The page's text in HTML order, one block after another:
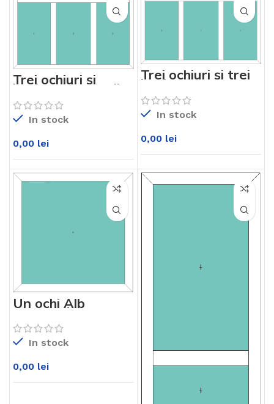
Trei ochiuri și
luminator sus Alb
KM76md
In stock
0,00 lei
Trei ochiuri și trei
luminatoare sus
Alb KM76md
In stock
0,00 lei
Un ochi Alb
KM76md
In stock
0,00 lei